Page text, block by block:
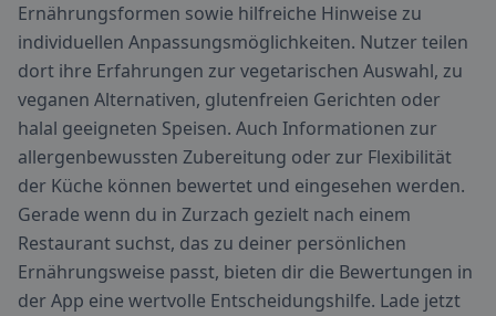
Ernährungsformen sowie hilfreiche Hinweise zu
individuellen Anpassungsmöglichkeiten. Nutzer teilen
dort ihre Erfahrungen zur vegetarischen Auswahl, zu
veganen Alternativen, glutenfreien Gerichten oder
halal geeigneten Speisen. Auch Informationen zur
allergenbewussten Zubereitung oder zur Flexibilität
der Küche können bewertet und eingesehen werden.
Gerade wenn du in Zurzach gezielt nach einem
Restaurant suchst, das zu deiner persönlichen
Ernährungsweise passt, bieten dir die Bewertungen in
der App eine wertvolle Entscheidungshilfe. Lade jetzt